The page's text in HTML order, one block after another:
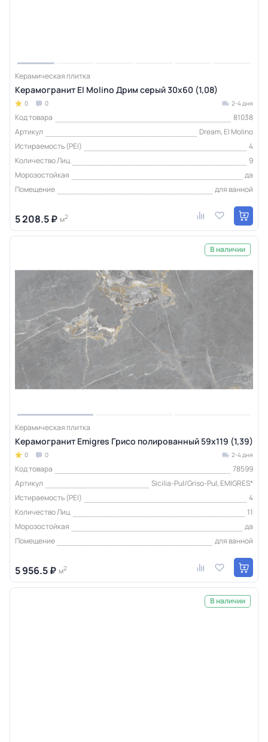
Керамическая плитка
Керамогранит El Molino Дрим серый 30x60 (1,08)
0 0 2-4 дня
Код товара
81038
Артикул
Dream, El Molino
Истираемость (PEI)
4
Количество Лиц
9
Морозостойкая
да
Помещение
для ванной
5 208.5 ₽ м2
В наличии
Керамическая плитка
Керамогранит Emigres Грисо полированный 59x119 (1,39)
0 0 2-4 дня
Код товара
78599
Артикул
Sicilia-Pul/Griso-Pul, EMIGRES*
Истираемость (PEI)
4
Количество Лиц
11
Морозостойкая
да
Помещение
для ванной
5 956.5 ₽ м2
В наличии